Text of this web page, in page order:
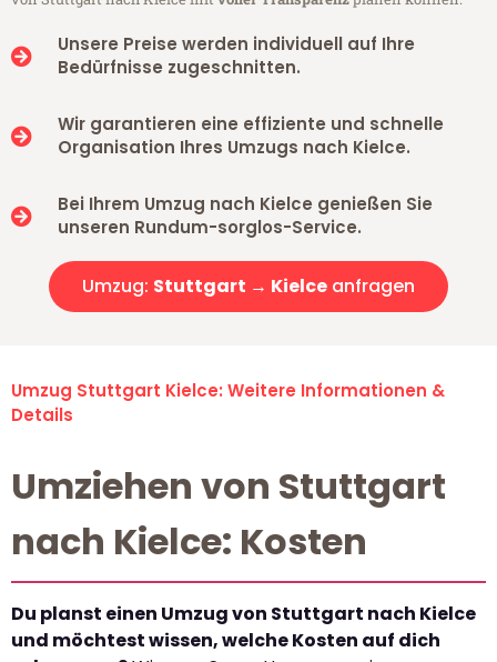
Unsere Preise werden individuell auf Ihre
Bedürfnisse zugeschnitten.
Wir garantieren eine effiziente und schnelle
Organisation Ihres Umzugs nach Kielce.
Bei Ihrem Umzug nach Kielce genießen Sie
unseren Rundum-sorglos-Service.
Umzug: Stuttgart → Kielce anfragen
Umzug Stuttgart Kielce: Weitere Informationen &
Details
Umziehen von Stuttgart
nach Kielce: Kosten
Du planst einen Umzug von Stuttgart nach Kielce
und möchtest wissen, welche Kosten auf dich